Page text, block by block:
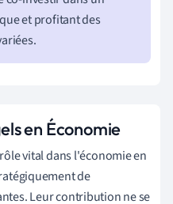
et profitant des
en Économie
vital dans l'économie en
de
Leur contribution ne se